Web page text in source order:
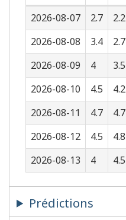
2026-08-07
2.7 2.2
2026-08-08
3.4 2.7
2026-08-09
4 3.5
2026-08-10
4.5 4.2
2026-08-11
4.7 4.7
2026-08-12
4.5 4.8
2026-08-13
4 4.5
Prédictions